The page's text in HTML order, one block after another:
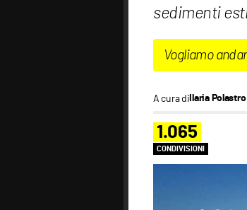
sedimenti
Vogliamo
A cura di Ilaria Polastro
1.065
CONDIVISIONI